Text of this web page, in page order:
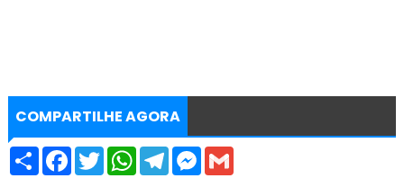
COMPARTILHE AGORA
S
F
T
w
W
T
M
G